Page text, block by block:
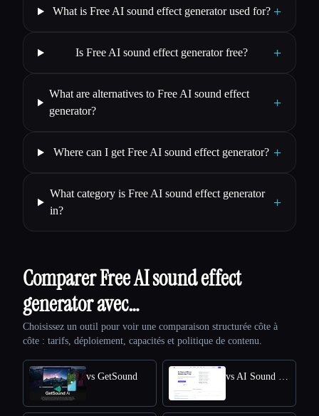
What is Free AI sound effect generator used for? +
Is Free AI sound effect generator free? +
What are alternatives to Free AI sound effect
generator?
+
Where can I get Free AI sound effect generator? +
What category is Free AI sound effect generator
in?
+
Comparer Free AI sound effect
generator avec…
Choisissez un outil pour voir une comparaison structurée côte à
côte : tarifs, déploiement, capacités et politique de contenu.
vs GetSound vs AI Sound Effect Generator